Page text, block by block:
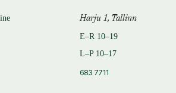
Harju 1, Tallinn
E–R 10–19
L–P 10–17
683 7711